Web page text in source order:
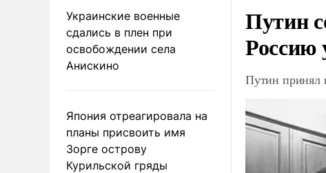
Украинские военные
сдались в плен при
освобождении села
Анискино
Япония отреагировала на
планы присвоить имя
Зорге острову
Курильской гряды
Путин
Путин принял